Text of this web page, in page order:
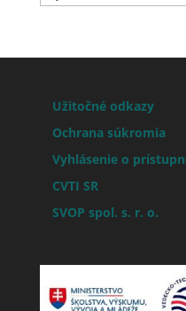
aktualít
Užitočné odkazy
Ochrana súkromia
Vyhlásenie o
CVTI SR
SVOP spol. s. r. o.